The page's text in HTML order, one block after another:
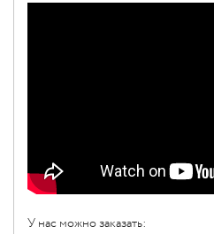
У нас можно заказать: